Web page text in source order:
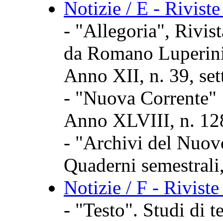
Notizie / E -
- "Allegoria",
da Romano
Anno XII, n. 39,
- "Nuova Corrente"
Anno XLVIII, n.
- "Archivi del
Quaderni
Notizie / F -
- "Testo". Studi di